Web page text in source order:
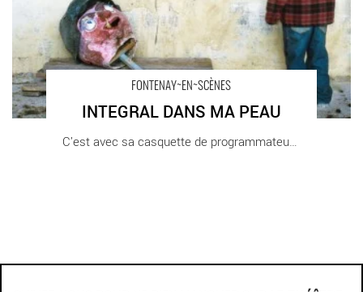
FONTENAY~EN~SCÈNES
INTEGRAL DANS MA PEAU
C’est avec sa casquette de programmateur que [...]